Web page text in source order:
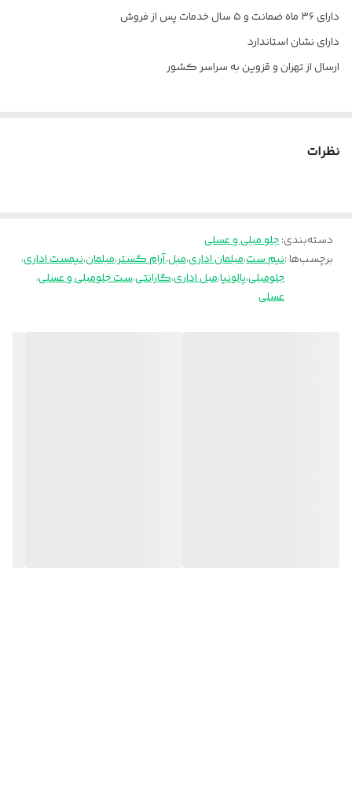
ضمانت ۳۶ ماه
دارای ۳۶ ماه ضمانت و ۵ سال خدمات پس از فروش
دارای نشان استاندارد
ارسال از تهران و قزوین به سراسر کشور
نظرات
دسته‌بندی:جلو مبلی و عسلی
برچسب‌ها :نیم ست،مبلمان اداری،مبل،آرام گستر،مبلمان،نیمست اداری،
جلومبلی،پالونیا،مبل اداری،گارانتی،ست جلومبلی و عسلی،
عسلی